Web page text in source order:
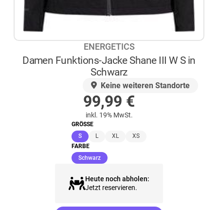
ENERGETICS
Damen Funktions-Jacke Shane III W S in
Schwarz
Keine weiteren Standorte
99,99 €
inkl. 19% MwSt.
GRÖSSE
S(ausgewählt)
L XL
XS
FARBE
Schwarz(ausgewählt)
Heute noch abholen:
Jetzt reservieren.